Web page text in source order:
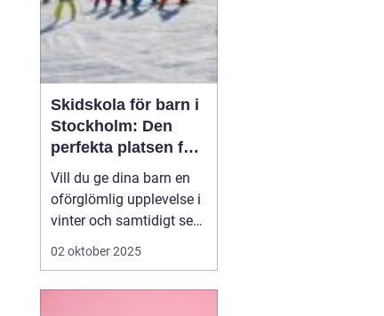
Skidskola för barn i
Stockholm: Den
perfekta platsen för
små blivande
skidåkare
Vill du ge dina barn en
oförglömlig upplevelse i
vinter och samtidigt se
dem utvecklas på
02 oktober 2025